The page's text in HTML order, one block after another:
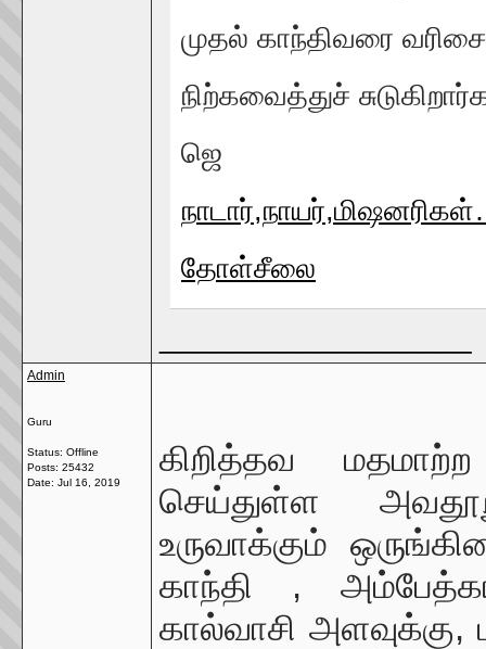
முதல் காந்திவரை
நிற்கவைத்துச்
ஜெ
தோள்சீலை
Admin
Guru
Status: Offline
Posts: 25432
Date: Jul 16, 2019
கிறித்தவ
செய்துள்ள
உருவாக்கும்
காந்தி ,
கால்வாசி